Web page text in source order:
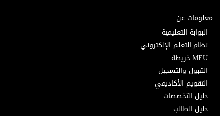
معلومات عن
البوابة التعليمية
نظام التعلم الإلكتروني
MEU خريطة
القبول والتسجيل
التقويم الأكاديمي
دليل التخصصات
دليل الطالب